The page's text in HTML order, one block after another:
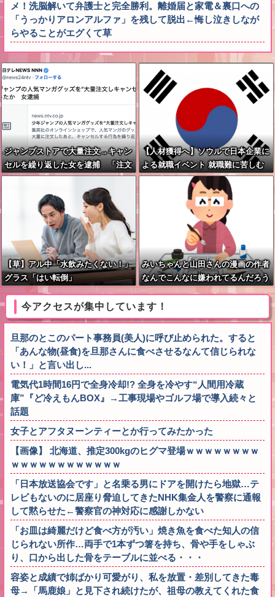
メ！洗脳解いて弁護士と完全勝利。離婚届と家電＆裏口への
「うっかりアロンアルファ」を残して脱出←悔し泣きしなが
らやることがエグくて草
ジャンプストアで大量注文→キャン
セルを繰り返した女を逮捕 「注文
で欲求が満たされた」総額43億円
【人材獲得へ】ソウルで日本企業に
よる就職イベント 就職難に苦しむ
韓国の若者が日本に注目
【草】アル中「水飲みたくない！」
グラス「はい転倒」
みいちゃんと山田さんの漫画の作者
なんでこんなに嫌われてるんだろう
な
今アクセスが集中しています！
旦那のとこのパート事務員(美人)に呼び止められた。すると
「あんな物(昼食)を旦那さんに食べさせるなんて信じられな
い！」と言い出し...
電気代1時間16円で全身冷却!? 全身を冷やす“人間用冷蔵
庫”『ど冷えもんBOX』→工事現場やゴルフ場で導入続々と
話題
女子とアフタヌーンティーとか行ってみたかった
【画像】 北海道、推定300kgのヒグマ登場ｗｗｗｗｗｗｗｗ
ｗｗｗｗｗｗｗｗｗｗｗｗ
「日本放送協会です」と名乗る男にドアを開けたら地獄…テ
レビもないのに居座り脅迫してきたNHK集金人を警察に通報
して黙らせた←警察官の神対応に感謝しかない
「お皿は綺麗だけど食べ方が汚い」焼き魚を食べた知人の信
じられない所作…両手で1本ずつ箸を持ち、骨や手をしゃぶ
り、口から出した骨をテーブルに並べる・・・
容姿と成績で姉ばかり可愛がり、私を放置・差別してきた毒
母→「馬鹿娘」と見下され続けたが、祖母の教えてくれた食